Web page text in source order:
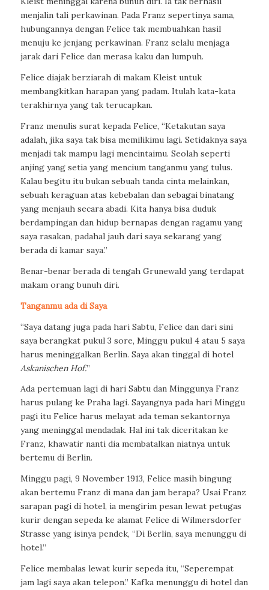
menjalin tali perkawinan. Pada Franz sepertinya sama,
hubungannya dengan Felice tak membuahkan hasil
menuju ke jenjang perkawinan. Franz selalu menjaga
jarak dari Felice dan merasa kaku dan lumpuh.
Felice diajak berziarah di makam Kleist untuk
membangkitkan harapan yang padam. Itulah kata-kata
terakhirnya yang tak terucapkan.
Franz menulis surat kepada Felice, “Ketakutan saya
adalah, jika saya tak bisa memilikimu lagi. Setidaknya saya
menjadi tak mampu lagi mencintaimu. Seolah seperti
anjing yang setia yang mencium tanganmu yang tulus.
Kalau begitu itu bukan sebuah tanda cinta melainkan,
sebuah keraguan atas kebebalan dan sebagai binatang
yang menjauh secara abadi. Kita hanya bisa duduk
berdampingan dan hidup bernapas dengan ragamu yang
saya rasakan, padahal jauh dari saya sekarang yang
berada di kamar saya.”
Benar-benar berada di tengah Grunewald yang terdapat
makam orang bunuh diri.
Tanganmu ada di Saya
“Saya datang juga pada hari Sabtu, Felice dan dari sini
saya berangkat pukul 3 sore, Minggu pukul 4 atau 5 saya
harus meninggalkan Berlin. Saya akan tinggal di hotel
Askanischen Hof.”
Ada pertemuan lagi di hari Sabtu dan Minggunya Franz
harus pulang ke Praha lagi. Sayangnya pada hari Minggu
pagi itu Felice harus melayat ada teman sekantornya
yang meninggal mendadak. Hal ini tak diceritakan ke
Franz, khawatir nanti dia membatalkan niatnya untuk
bertemu di Berlin.
Minggu pagi, 9 November 1913, Felice masih bingung
akan bertemu Franz di mana dan jam berapa? Usai Franz
sarapan pagi di hotel, ia mengirim pesan lewat petugas
kurir dengan sepeda ke alamat Felice di Wilmersdorfer
Strasse yang isinya pendek, “Di Berlin, saya menunggu di
hotel.”
Felice membalas lewat kurir sepeda itu, “Seperempat
jam lagi saya akan telepon.” Kafka menunggu di hotel dan